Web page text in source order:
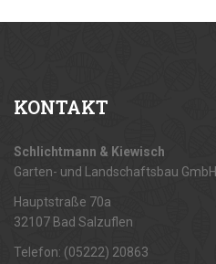
KONTAKT
Schlichtmann & Kiewisch
Garten- und Landschaftsbau GmbH
Hauptstraße 70a
32107 Bad Salzuflen
Telefon: (05222) 20863